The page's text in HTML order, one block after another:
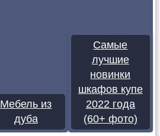
Мебель из
дуба
Самые
лучшие
новинки
шкафов купе
2022 года
(60+ фото)